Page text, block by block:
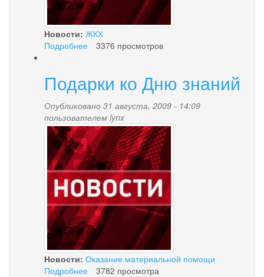
Новости: ЖКХ
Подробнее
по
подготовке
к
отопительному
периоду
2009-
2010
3376 просмотров
Подарки ко Дню знаний
Опубликовано 31 августа, 2009 - 14:09
пользователем lynx
news-
palana.jpg
Новости: Оказание материальной помощи
Подробнее
3782 просмотра